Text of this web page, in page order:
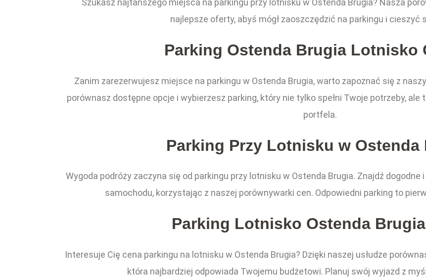
Szukasz najtańszego miejsca na parkingu przy lotnisku w Ostenda Brugia? Nasza
najlepsze oferty, abyś mógł zaoszczędzić na parkingu i cieszyć
Parking Ostenda Brugia Lotnisko
Zanim zarezerwujesz miejsce na parkingu w Ostenda Brugia, warto zapoznać się z
porównasz dostępne opcje i wybierzesz parking, który nie tylko spełni Twoje potrzeby,
portfela.
Parking Przy Lotnisku w Ostenda
Wygoda podróży zaczyna się od parkingu przy lotnisku w Ostenda Brugia. Znajdź
samochodu, korzystając z naszej porównywarki cen. Odpowiedni parking to
Parking Lotnisko Ostenda
Interesuje Cię cena parkingu na lotnisku w Ostenda Brugia? Dzięki naszej usłudze
która najbardziej odpowiada Twojemu budżetowi. Planuj swój wyjazd z